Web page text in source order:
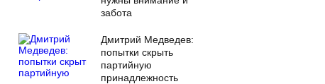
забота
Дмитрий Медведев:
попытки скрыть
партийную
принадлежность